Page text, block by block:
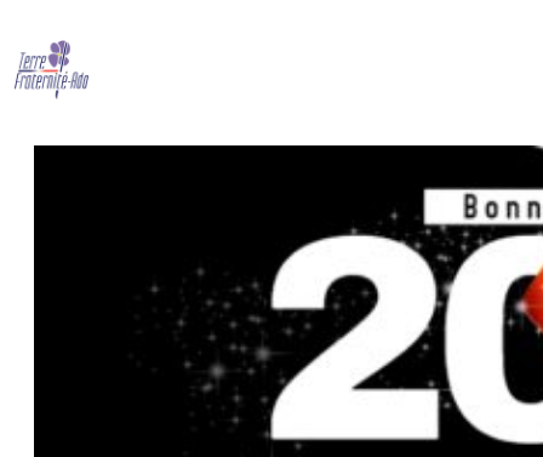
Bonne année 2022
By Terre Fraternité,